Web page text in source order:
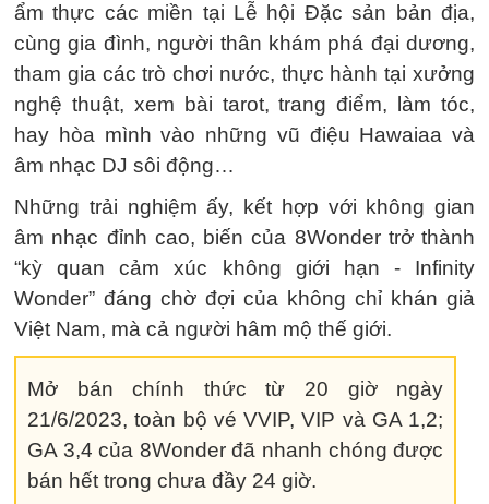
ẩm thực các miền tại Lễ hội Đặc sản bản địa,
cùng gia đình, người thân khám phá đại dương,
tham gia các trò chơi nước, thực hành tại xưởng
nghệ thuật, xem bài tarot, trang điểm, làm tóc,
hay hòa mình vào những vũ điệu Hawaiaa và
âm nhạc DJ sôi động…
Những trải nghiệm ấy, kết hợp với không gian
âm nhạc đỉnh cao, biến của 8Wonder trở thành
“kỳ quan cảm xúc không giới hạn - Infinity
Wonder” đáng chờ đợi của không chỉ khán giả
Việt Nam, mà cả người hâm mộ thế giới.
Mở bán chính thức từ 20 giờ ngày
21/6/2023, toàn bộ vé VVIP, VIP và GA 1,2;
GA 3,4 của 8Wonder đã nhanh chóng được
bán hết trong chưa đầy 24 giờ.